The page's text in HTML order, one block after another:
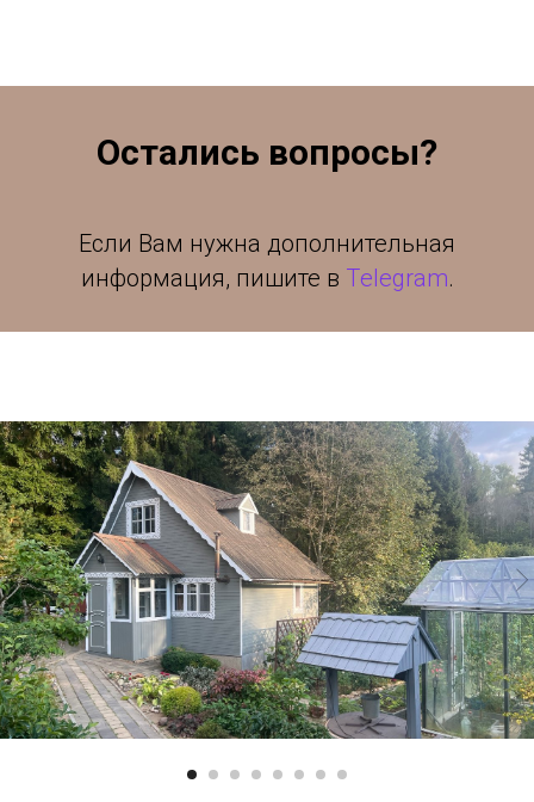
Остались вопросы?
Если Вам нужна дополнительная
информация, пишите в Тelegram.